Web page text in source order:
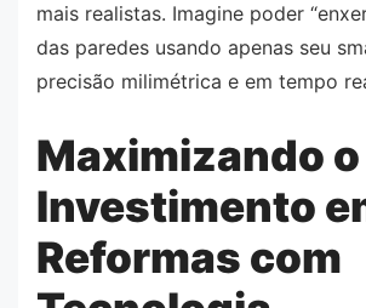
mais realistas. Imagine poder
das paredes usando apenas seu
precisão milimétrica e em tempo
Maximizando o
Investimento
Reformas com